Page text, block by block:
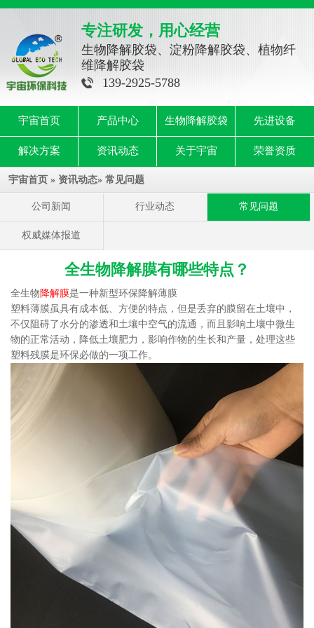
专注研发，用心经营
生物降解胶袋、淀粉降解胶袋、植物纤
维降解胶袋
139-2925-5788
宇宙首页 产品中心 生物降解胶袋 先进设备
解决方案 资讯动态 关于宇宙 荣誉资质
宇宙首页 » 资讯动态» 常见问题
公司新闻 行业动态 常见问题
权威媒体报道
全生物降解膜有哪些特点？
全生物 降解膜是一种新型环保降解薄膜
塑料薄膜虽具有成本低、方便的特点，但是丢弃的膜留在土壤中，
不仅阻碍了水分的渗透和土壤中空气的流通，而且影响土壤中微生
物的正常活动，降低土壤肥力，影响作物的生长和产量，处理这些
塑料残膜是环保必做的一项工作。